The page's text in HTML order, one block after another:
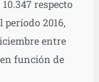
respecto
2016,
entre
función de